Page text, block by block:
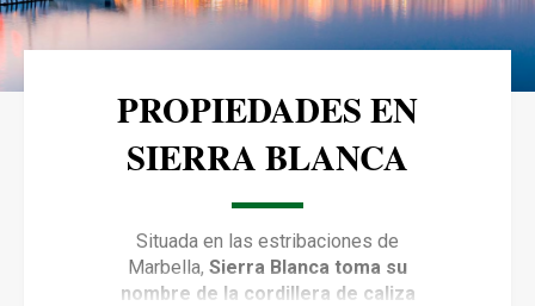
PROPIEDADES EN
SIERRA BLANCA
Situada en las estribaciones de
Marbella, Sierra Blanca toma su
nombre de la cordillera de caliza